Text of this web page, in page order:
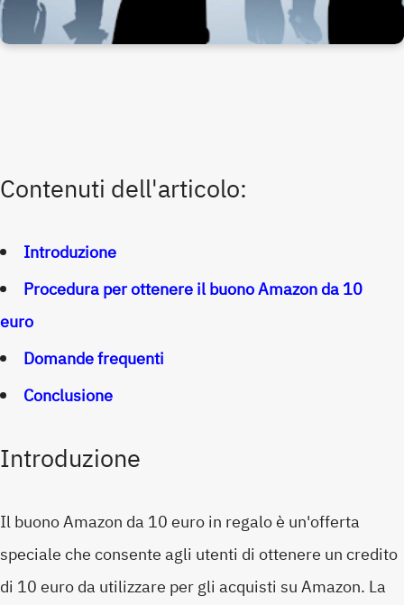
Contenuti dell'articolo:
Introduzione
Procedura per ottenere il buono Amazon da 10
euro
Domande frequenti
Conclusione
Introduzione
Il buono Amazon da 10 euro in regalo è un'offerta
speciale che consente agli utenti di ottenere un credito
di 10 euro da utilizzare per gli acquisti su Amazon. La